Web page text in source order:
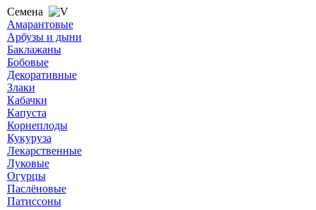
Семена
Амарантовые
Арбузы и дыни
Баклажаны
Бобовые
Декоративные
Злаки
Кабачки
Капуста
Корнеплоды
Кукуруза
Лекарственные
Луковые
Огурцы
Паслёновые
Патиссоны